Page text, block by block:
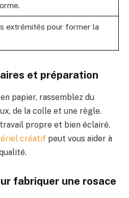
extrémités pour former la
et préparation
papier, rassemblez du
de la colle et une règle.
propre et bien éclairé.
créatif peut vous aider à
fabriquer une rosace